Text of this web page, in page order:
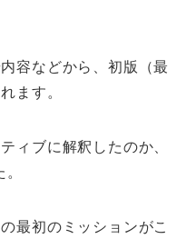
容などから、初版（最
ます。
ィブに解釈したのか、
最初のミッションがこ